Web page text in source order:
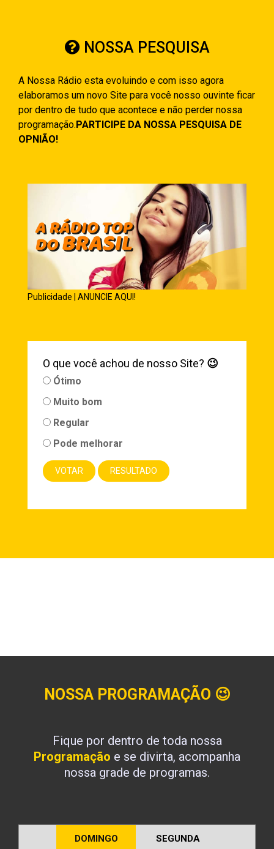
NOSSA PESQUISA
A Nossa Rádio esta evoluindo e com isso agora
elaboramos um novo Site para você nosso ouvinte ficar
por dentro de tudo que acontece e não perder nossa
programação. PARTICIPE DA NOSSA PESQUISA DE
OPNIÃO!
Publicidade | ANUNCIE AQUI!
O que você achou de nosso Site? 😉
Ótimo
Muito bom
Regular
Pode melhorar
NOSSA PROGRAMAÇÃO 😉
Fique por dentro de toda nossa
Programação e se divirta, acompanha
nossa grade de programas.
DOMINGO SEGUNDA